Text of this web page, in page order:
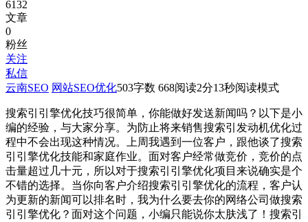
6132
文章
0
粉丝
关注
私信
云南SEO 网站SEO优化503字数 668阅读2分13秒阅读模式
搜索引引擎优化技巧很简单，你能做好发送新闻吗？以下是小
编的经验，与大家分享。为防止将来销售搜索引发动机优化过
程中不会出现这种情况。上周我遇到一位客户，跟他谈了搜索
引引擎优化技能和家庭作业。面对客户经常做竞价，竞价的点
击量超过几十元，所以对于搜索引引擎优化项目来说确实是个
不错的选择。当你向客户介绍搜索引引擎优化的流程，客户认
为更新的新闻可以排名时，我为什么要去你的网络公司做搜索
引引擎优化？面对这个问题，小编只能说你太肤浅了！搜索引